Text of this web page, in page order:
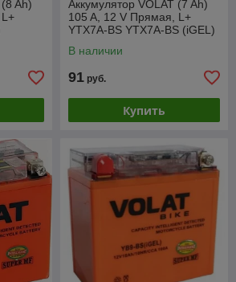
Ah)
Аккумулятор VOLAT (7 Ah)
105 A, 12 V Прямая, L+
YTX7A-BS YTX7A-BS (iGEL)
В наличии
91 руб.
Купить